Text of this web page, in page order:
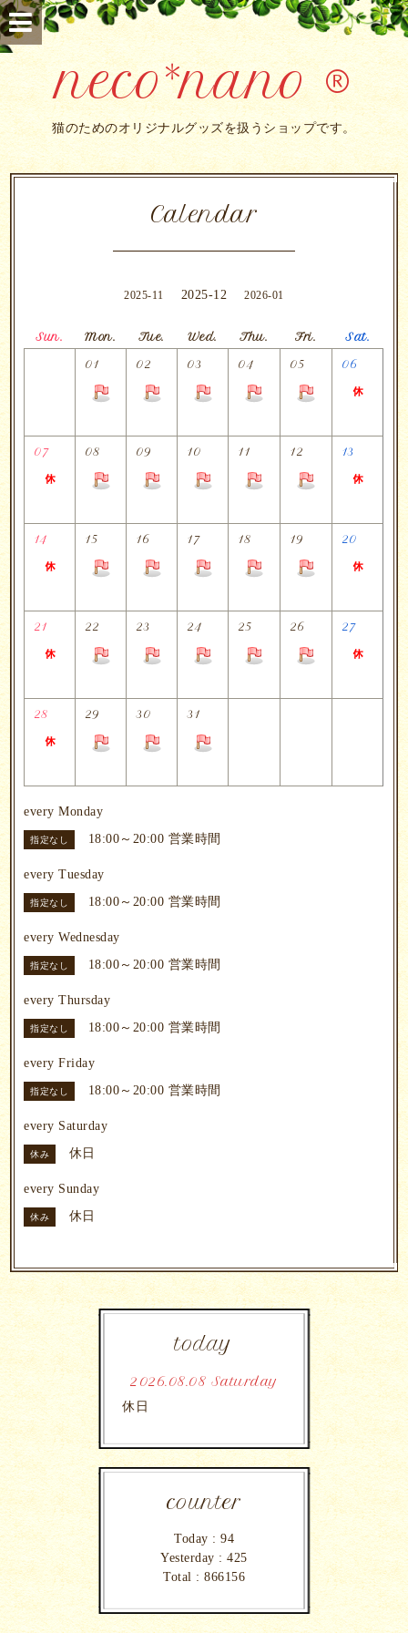
neco*nano ®
猫のためのオリジナルグッズを扱うショップです。
Calendar
2025-11 2025-12 2026-01
Sun. Mon. Tue. Wed. Thu. Fri.
Sat.
01
02 03 04 05 06
07 08 09 10 11 12 13
14 15 16 17 18 19 20
21 22 23 24 25 26 27
28 29 30 31
every Monday
指定なし 18:00～20:00 営業時間
every Tuesday
指定なし 18:00～20:00 営業時間
every Wednesday
指定なし 18:00～20:00 営業時間
every Thursday
指定なし 18:00～20:00 営業時間
every Friday
指定なし 18:00～20:00 営業時間
every Saturday
休み 休日
every Sunday
休み 休日
today
2026.08.08 Saturday
休日
counter
Today : 94
Yesterday :425
Total : 866156